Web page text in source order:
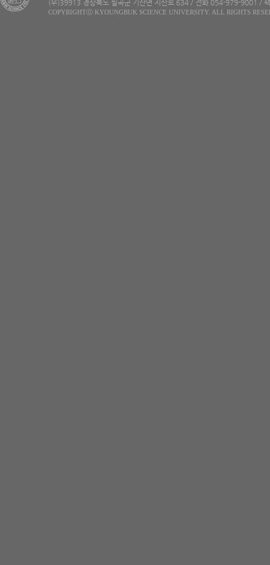
(우)39913 경상북도 칠곡군 기산면 지산로 634 / 전화 054-979-9001 /
COPYRIGHTⓒ KYOUNGBUK SCIENCE UNIVERSITY. ALL RIGHTS